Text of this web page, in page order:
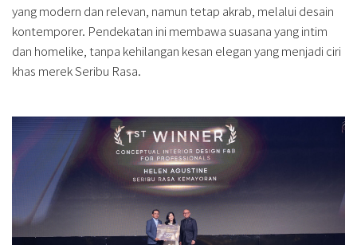
yang modern dan relevan, namun tetap akrab, melalui desain
kontemporer. Pendekatan ini membawa suasana yang intim
dan homelike, tanpa kehilangan kesan elegan yang menjadi ciri
khas merek Seribu Rasa.